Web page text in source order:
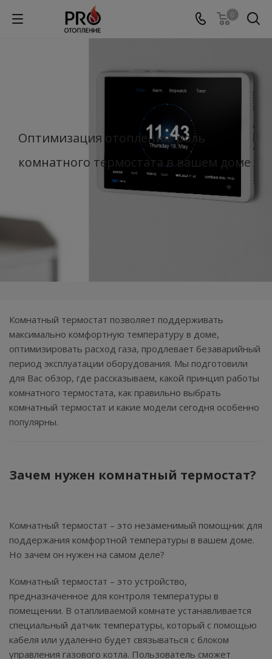
0
Оптимизация отопления: роль
комнатного термостата в вашем доме
Комнатный термостат позволяет поддерживать
максимально комфортную температуру в доме,
оптимизировать расход газа, продлевает безаварийный
период эксплуатации оборудования. Мы подготовили
для Вас обзор, где рассказываем, какой принцип работы
комнатного термостата, как правильно выбрать
комнатный термостат и какие модели сегодня особенно
популярны.
Зачем нужен комнатный термостат?
Комнатный термостат – это незаменимый помощник для
поддержания комфортной температуры в вашем доме.
Но зачем он нужен на самом деле?
Комнатный термостат – это устройство,
предназначенное для контроля температуры в
помещении. В отапливаемой комнате устанавливается
специальный датчик температуры, который с помощью
кабеля или удаленно будет связываться с блоком
управления газового котла. Пользователь сможет